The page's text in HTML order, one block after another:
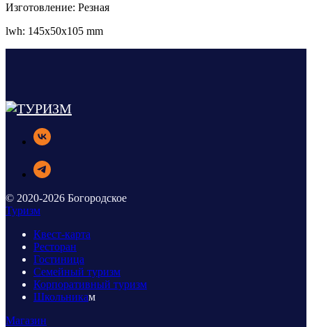
Изготовление: Резная
lwh: 145x50x105 mm
© 2020-2026 Богородское
Туризм
Квест-карта
Ресторан
Гостиница
Семейный туризм
Корпоративный туризм
Школьникам
Магазин